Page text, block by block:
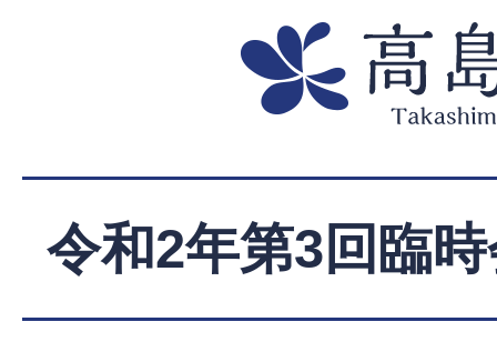
令和2年第3回臨